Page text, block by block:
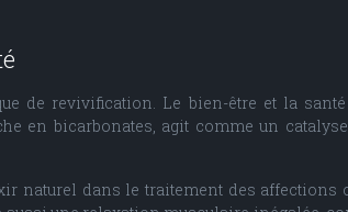
de revivification. Le bien-être et la
en bicarbonates, agit comme un
naturel dans le traitement des affections